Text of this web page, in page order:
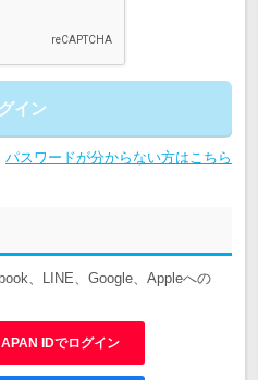
イン
パスワードが分からない方はこちら
、LINE、Google、Appleへの
IDでログイン